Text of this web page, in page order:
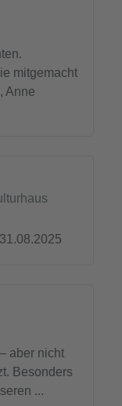
mitgemacht
Anne
aber nicht
Besonders
...